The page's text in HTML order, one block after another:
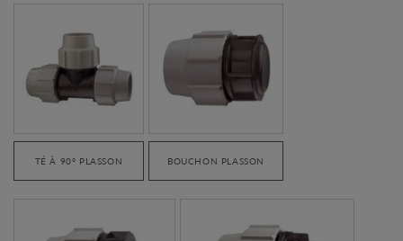
TÉ À 90° PLASSON BOUCHON PLASSON